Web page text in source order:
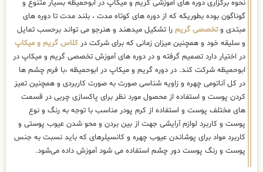
نحوه برگزاری دوره های اموزشی گریم و میکاپ در ابوحمیظه بسیار متنوع و
گوناگون بوده بطوریکه که از دوره های کوتاه مدت ، بلند مدت تا دوره های
مبتدی وتخصصی گریم را تشکیل میدهند و هنرجو می تواند برحسب تمایل
و سلیقه خود و همچنین میزان زمانی که برای شرکت در کلاس گریم و میکاپ
در اختیار دارد تصمیم گرفته و در دوره های آموزش تخصصی گریم و میکاپ در
ابوحمیظه شرکت کند. در دوره گریم و میکاپ در ابوحمیظه ،با فرم چشم ها
در کل آناتومی چهره و زاویه شناسی صورت به صورت کاربردی و همچنین تمیز
کردن پوست و استفاده از محصول مورد نظر برای پاکسازی چربی در قسمت
های مختلف پوست و استفاده از کرم پودر مناسب با توجه به رنگ و نوع
پوست و کاربرد لوازم آرایشی جهت از بین بردن و محو شدن عیوب پوستی و
کاربرد مواد برای پوشاندن عیوب چهره و کانسیلرهای که باید نسبت به جنس
پوست و رنگ پوست دور چشم استفاده می شود آموزش داده می‌شود.